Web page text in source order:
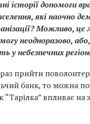
історії допомоги
які наочно
Можливо,
неодноразово,
у небезпечних
прийти
банк, то можна
“Тарілка” впливає